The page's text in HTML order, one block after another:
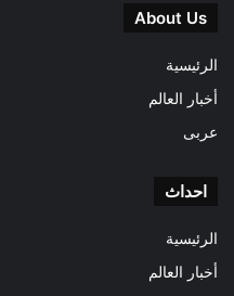
About Us
الرئيسية
أخبار العالم
عربى
احداث
الرئيسية
أخبار العالم